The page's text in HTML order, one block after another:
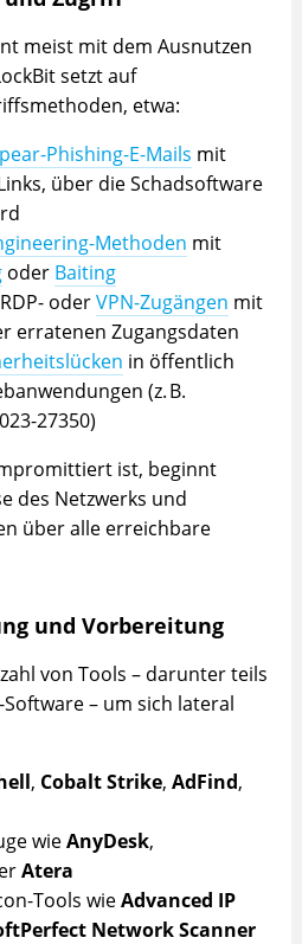
meist mit dem Ausnutzen
setzt auf
etwa:
Phishing-E-Mails mit
über die Schadsoftware
Methoden mit
oder Baiting
oderVPN-Zugängen mit
erratenen Zugangsdaten
in öffentlich
(z. B.
27350)
ist, beginnt
des Netzwerks und
über alle erreichbare
und Vorbereitung
von Tools – darunter teils
– um sich lateral
, Cobalt Strike, AdFind,
wieAnyDesk,
Atera
Tools wieAdvanced IP
Network Scanner